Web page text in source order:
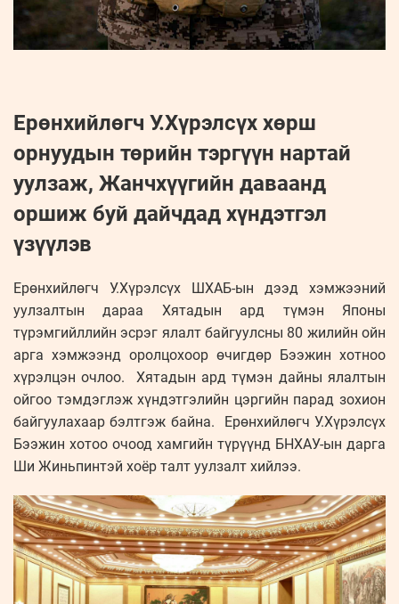
Ерөнхийлөгч У.Хүрэлсүх хөрш
орнуудын төрийн тэргүүн нартай
уулзаж, Жанчхүүгийн даваанд
оршиж буй дайчдад хүндэтгэл
үзүүлэв
Ерөнхийлөгч У.Хүрэлсүх ШХАБ-ын дээд хэмжээний
уулзалтын дараа Хятадын ард түмэн Японы
түрэмгийллийн эсрэг ялалт байгуулсны 80 жилийн ойн
арга хэмжээнд оролцохоор өчигдөр Бээжин хотноо
хүрэлцэн очлоо. Хятадын ард түмэн дайны ялалтын
ойгоо тэмдэглэж хүндэтгэлийн цэргийн парад зохион
байгуулахаар бэлтгэж байна. Ерөнхийлөгч У.Хүрэлсүх
Бээжин хотоо очоод хамгийн түрүүнд БНХАУ-ын дарга
Ши Жиньпинтэй хоёр талт уулзалт хийлээ.